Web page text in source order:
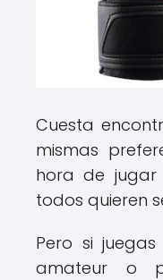
Cuesta
mismas
hora de
todos quieren
Pero si
amateur o